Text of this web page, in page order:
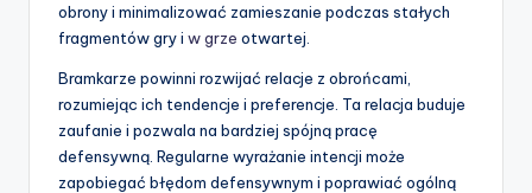
obrony i minimalizować zamieszanie podczas stałych
fragmentów gry i w grze otwartej.
Bramkarze powinni rozwijać relacje z obrońcami,
rozumiejąc ich tendencje i preferencje. Ta relacja buduje
zaufanie i pozwala na bardziej spójną pracę
defensywną. Regularne wyrażanie intencji może
zapobiegać błędom defensywnym i poprawiać ogólną